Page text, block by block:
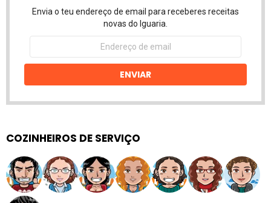
Envia o teu endereço de email para receberes receitas
novas do Iguaria.
Endereço
email
ENVIAR
COZINHEIROS DE SERVIÇO